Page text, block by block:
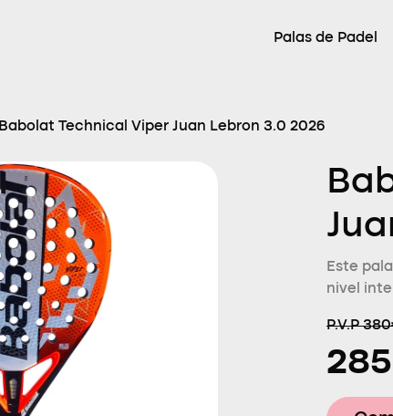
Palas de Padel
Babolat Technical Viper Juan Lebron 3.0 2026
Este
nivel
P.V.P